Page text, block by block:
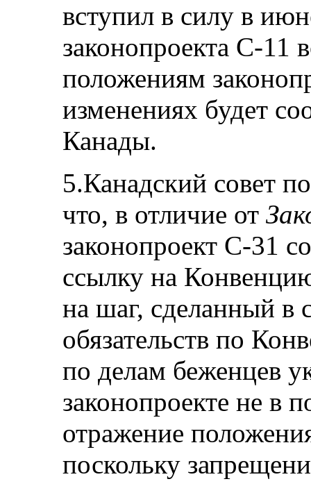
вступил в силу в
законопроекта С-11
положениям
изменениях будет
Канады.
5.Канадский совет
что, в отличие от
законопроект С-31
ссылку на
на шаг, сделанный в
обязательств по
по делам беженцев
законопроекте не в
отражение
поскольку